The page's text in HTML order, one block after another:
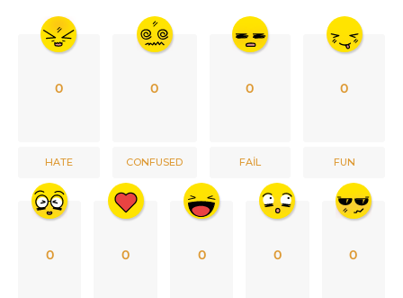
0
HATE
0
CONFUSED
0
FAIL
0
FUN
0 0 0 0 0